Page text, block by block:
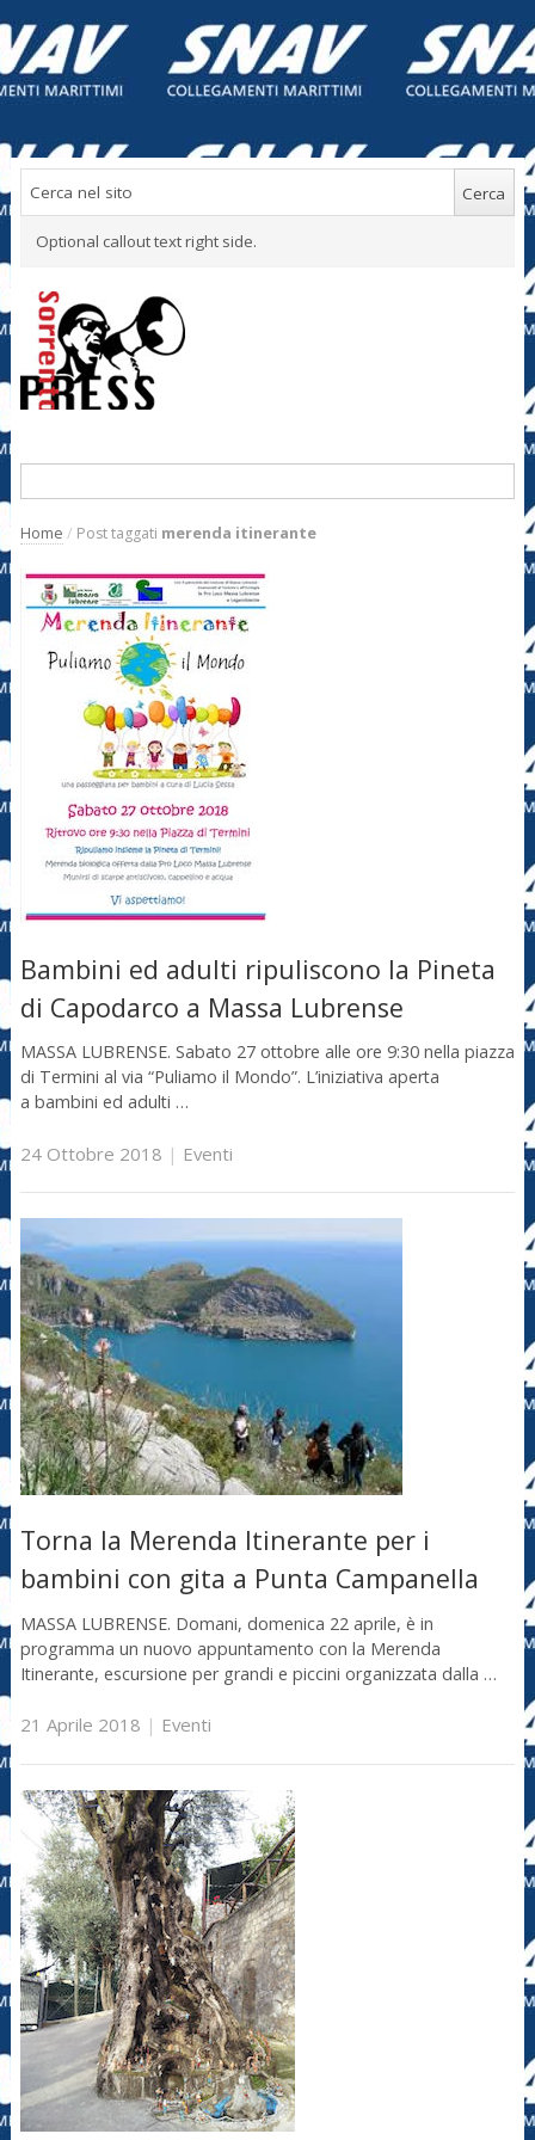
Optional callout text right side.
Home / Post taggati merenda itinerante
Bambini ed adulti ripuliscono la Pineta
di Capodarco a Massa Lubrense
MASSA LUBRENSE. Sabato 27 ottobre alle ore 9:30 nella piazza
di Termini al via “Puliamo il Mondo”. L’iniziativa aperta
a bambini ed adulti …
24 Ottobre 2018 | Eventi
Torna la Merenda Itinerante per i
bambini con gita a Punta Campanella
MASSA LUBRENSE. Domani, domenica 22 aprile, è in
programma un nuovo appuntamento con la Merenda
Itinerante, escursione per grandi e piccini organizzata dalla …
21 Aprile 2018 | Eventi